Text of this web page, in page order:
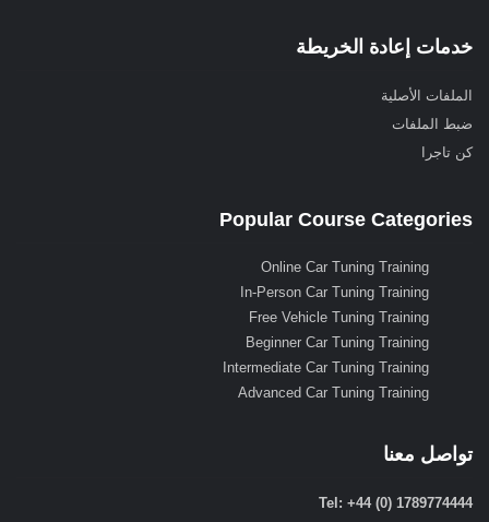
خدمات إعادة الخريطة
الملفات الأصلية
ضبط الملفات
كن تاجرا
Popular Course Categories
Online Car Tuning Training
In-Person Car Tuning Training
Free Vehicle Tuning Training
Beginner Car Tuning Training
Intermediate Car Tuning Training
Advanced Car Tuning Training
تواصل معنا
Tel: +44 (0) 1789774444